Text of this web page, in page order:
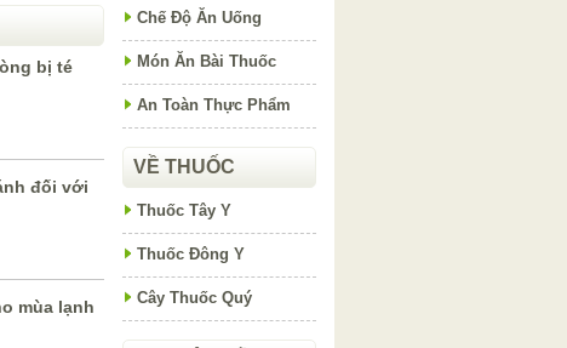
bị té
đối với
mùa lạnh
Chế Độ Ăn Uống
Món Ăn Bài Thuốc
An Toàn Thực Phẩm
VỀ THUỐC
Thuốc Tây Y
Thuốc Đông Y
Cây Thuốc Quý